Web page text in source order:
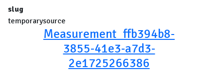
slug
temporarysource
Measurement_ffb394b8-
3855-41e3-a7d3-
2e1725266386